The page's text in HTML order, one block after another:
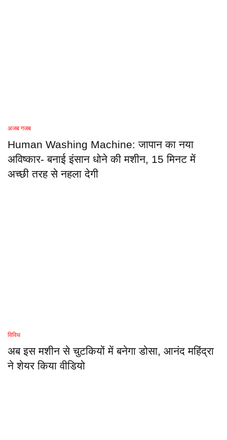
अजब गजब
Human Washing Machine: जापान का नया
अविष्कार- बनाई इंसान धोने की मशीन, 15 मिनट में
अच्छी तरह से नहला देगी
विविध
अब इस मशीन से चुटकियों में बनेगा डोसा, आनंद महिंद्रा
ने शेयर किया वीडियो